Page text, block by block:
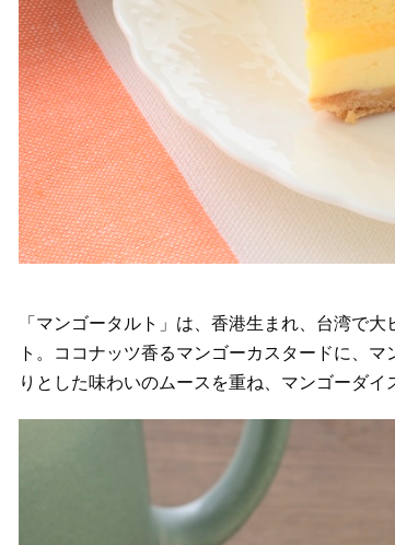
「マンゴータルト」は、香港生まれ、台湾で
ト。ココナッツ香るマンゴーカスタードに、
りとした味わいのムースを重ね、マンゴーダイ